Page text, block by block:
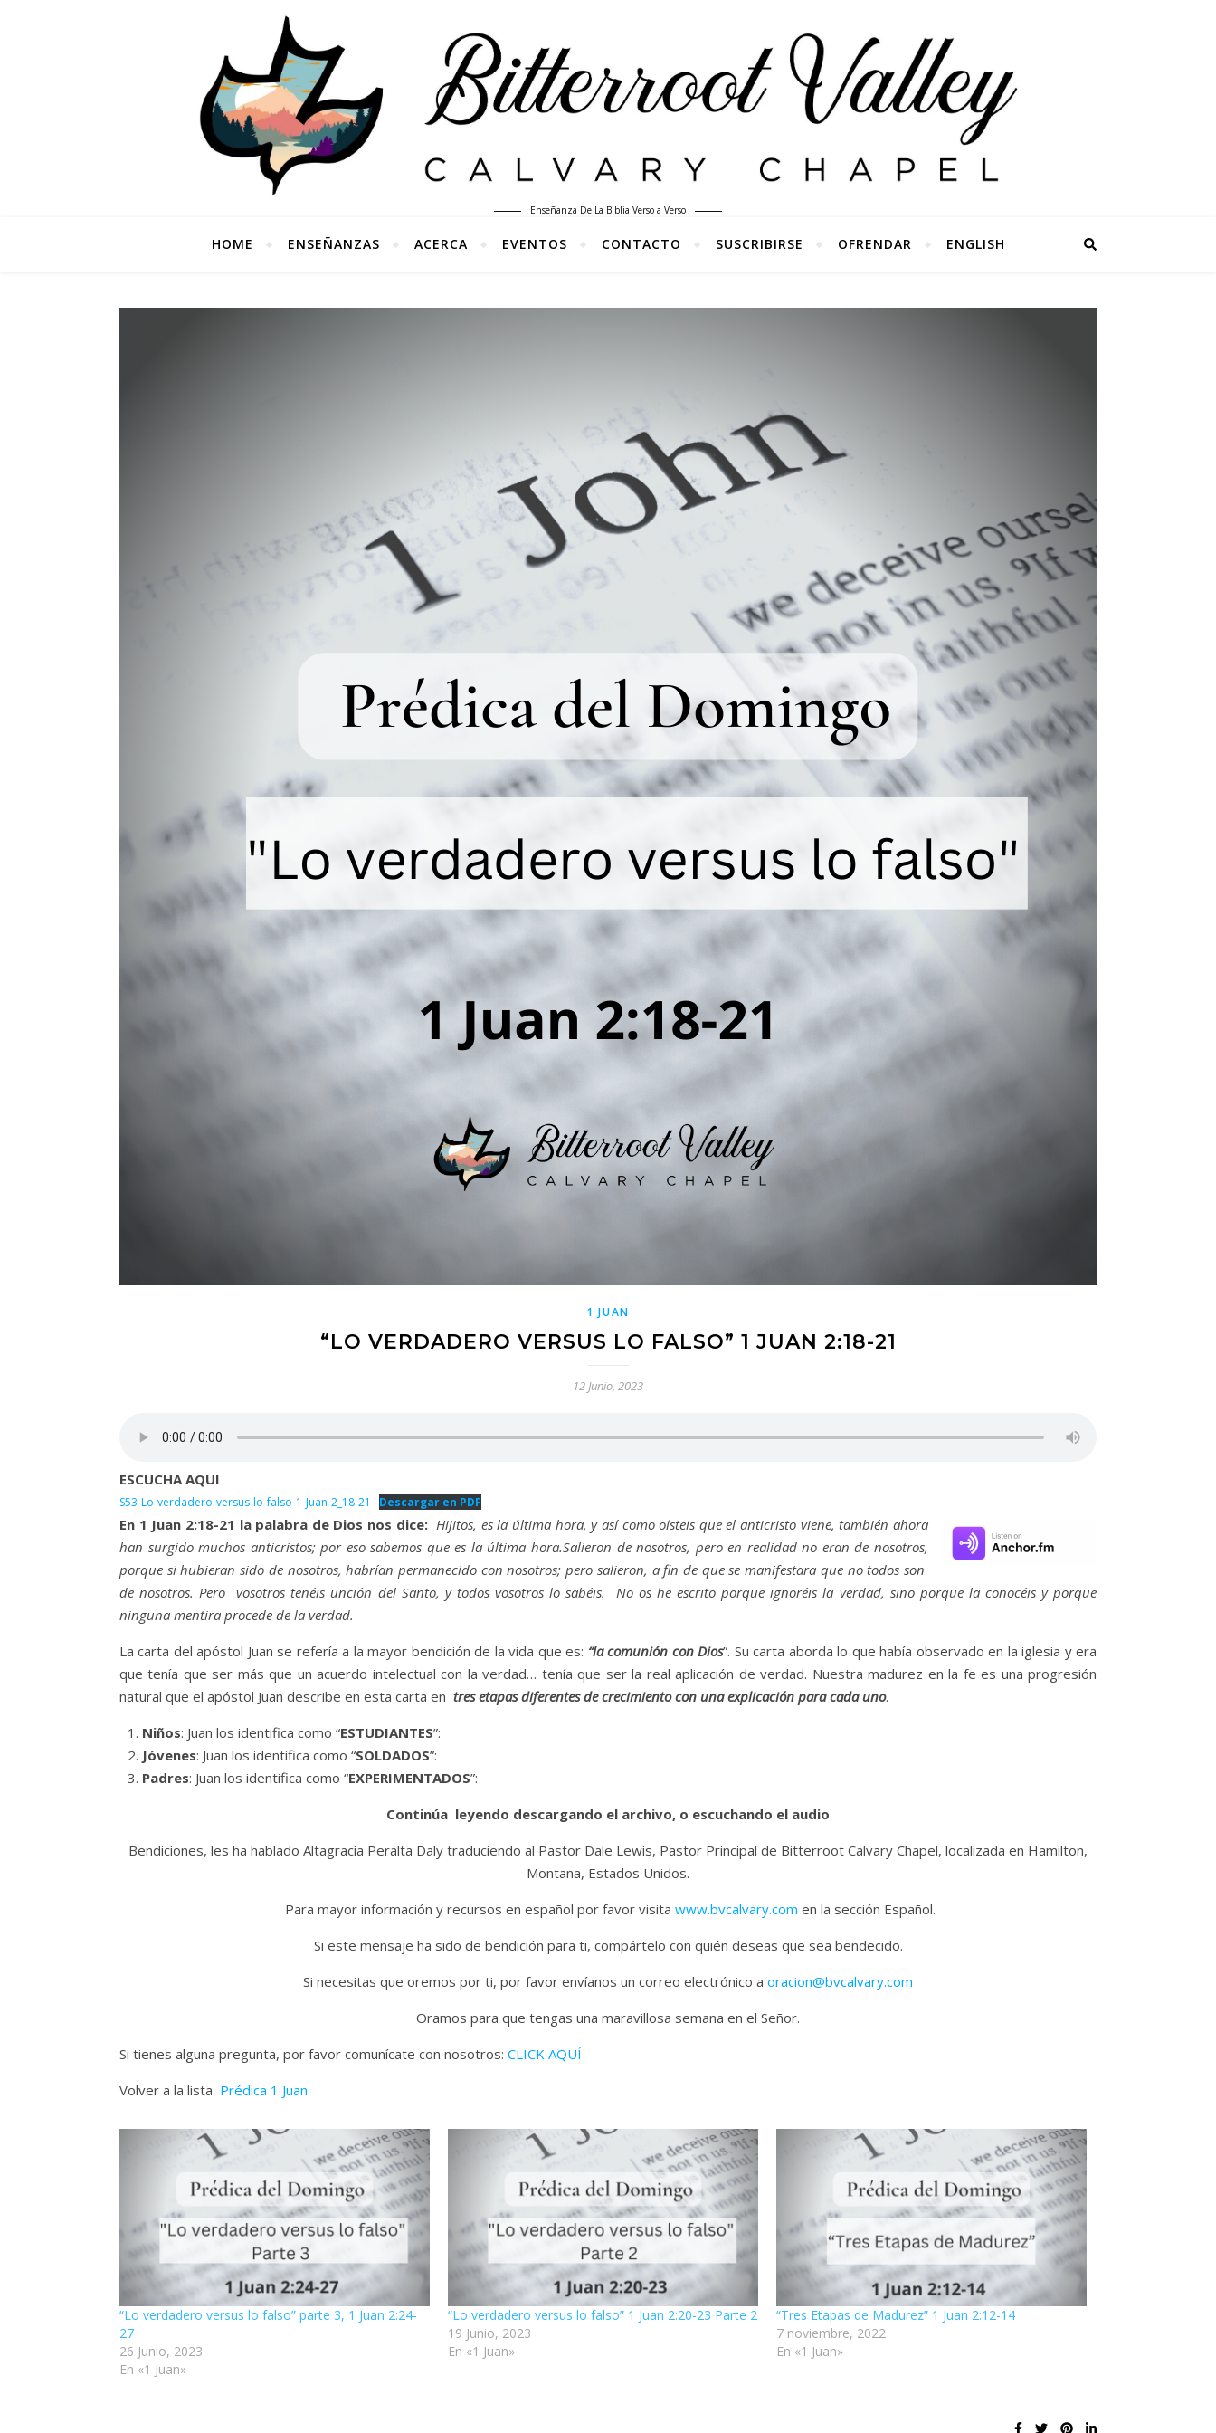
Enseñanza De La Biblia Verso a Verso
HOME ENSEÑANZAS ACERCA EVENTOS CONTACTO SUSCRIBIRSE OFRENDAR ENGLISH
1 JUAN
“LO VERDADERO VERSUS LO FALSO” 1 JUAN 2:18-21
12 Junio, 2023
ESCUCHA AQUI
S53-Lo-verdadero-versus-lo-falso-1-Juan-2_18-21 Descargar en PDF
En 1 Juan 2:18-21 la palabra de Dios nos dice: Hijitos, es la última hora, y así como oísteis que el anticristo viene, también ahora
han surgido muchos anticristos; por eso sabemos que es la última hora.Salieron de nosotros, pero en realidad no eran de nosotros,
porque si hubieran sido de nosotros, habrían permanecido con nosotros; pero salieron, a fin de que se manifestara que no todos son
de nosotros. Pero vosotros tenéis unción del Santo, y todos vosotros lo sabéis. No os he escrito porque ignoréis la verdad, sino porque la conocéis y porque
ninguna mentira procede de la verdad.
La carta del apóstol Juan se refería a la mayor bendición de la vida que es: “la comunión con Dios”. Su carta aborda lo que había observado en la iglesia y era
que tenía que ser más que un acuerdo intelectual con la verdad… tenía que ser la real aplicación de verdad. Nuestra madurez en la fe es una progresión
natural que el apóstol Juan describe en esta carta en tres etapas diferentes de crecimiento con una explicación para cada uno.
Niños: Juan los identifica como “ESTUDIANTES”:
Jóvenes: Juan los identifica como “SOLDADOS”:
Padres: Juan los identifica como “EXPERIMENTADOS”:
Continúa leyendo descargando el archivo, o escuchando el audio
Bendiciones, les ha hablado Altagracia Peralta Daly traduciendo al Pastor Dale Lewis, Pastor Principal de Bitterroot Calvary Chapel, localizada en Hamilton,
Montana, Estados Unidos.
Para mayor información y recursos en español por favor visita www.bvcalvary.com en la sección Español.
Si este mensaje ha sido de bendición para ti, compártelo con quién deseas que sea bendecido.
Si necesitas que oremos por ti, por favor envíanos un correo electrónico a oracion@bvcalvary.com
Oramos para que tengas una maravillosa semana en el Señor.
Si tienes alguna pregunta, por favor comunícate con nosotros: CLICK AQUÍ
Volver a la lista Prédica 1 Juan
“Lo verdadero versus lo falso” parte 3, 1 Juan 2:24-
27
26 Junio, 2023
En «1 Juan»
“Lo verdadero versus lo falso” 1 Juan 2:20-23 Parte 2
19 Junio, 2023
En «1 Juan»
“Tres Etapas de Madurez” 1 Juan 2:12-14
7 noviembre, 2022
En «1 Juan»